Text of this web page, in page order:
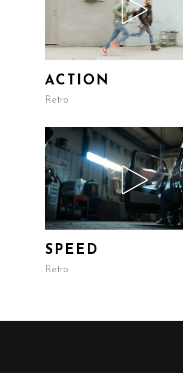
ACTION
Retro
SPEED
Retro